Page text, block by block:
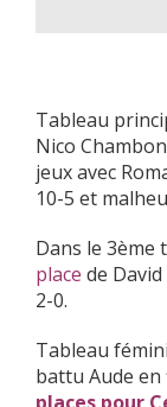
Tableau
Nico
jeux avec
10-5 et
Dans le 3ème
place de
2-0.
Tableau
battu Aude en